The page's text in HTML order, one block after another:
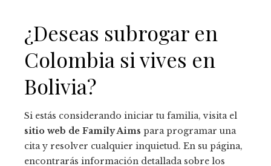
¿Deseas subrogar en
Colombia si vives en
Bolivia?
Si estás considerando iniciar tu familia, visita el
sitio web de Family Aims para programar una
cita y resolver cualquier inquietud. En su página,
encontrarás información detallada sobre los